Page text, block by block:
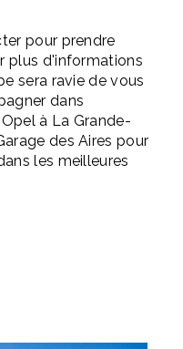
pour prendre
plus d'informations
sera ravie de vous
dans
à La Grande-
des Aires pour
les meilleures